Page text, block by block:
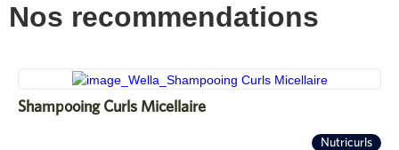
Nos recommendations
Shampooing Curls Micellaire
Nutricurls